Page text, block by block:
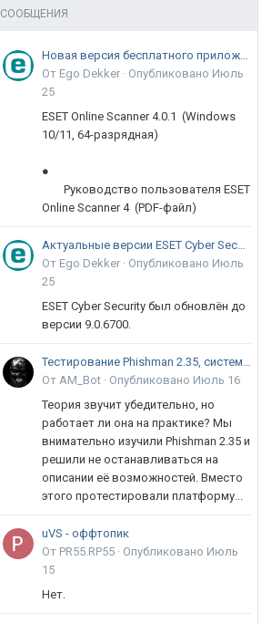
СООБЩЕНИЯ
Новая версия бесплатного приложения ESET Online Scanner доступна пользователям
От Ego Dekker · Опубликовано Июль
25
ESET Online Scanner 4.0.1 (Windows
10/11, 64-разрядная)
●
Руководство пользователя ESET
Online Scanner 4 (PDF-файл)
Актуальные версии ESET Cyber Security 9
От Ego Dekker · Опубликовано Июль
25
ESET Cyber Security был обновлён до
версии 9.0.6700.
Тестирование Phishman 2.35, системы повышения осведомлённости пользователей в сфере ИБ
От AM_Bot · Опубликовано Июль 16
Теория звучит убедительно, но
работает ли она на практике? Мы
внимательно изучили Phishman 2.35 и
решили не останавливаться на
описании её возможностей. Вместо
этого протестировали платформу...
uVS - оффтопик
От PR55.RP55 · Опубликовано Июль
15
Нет.